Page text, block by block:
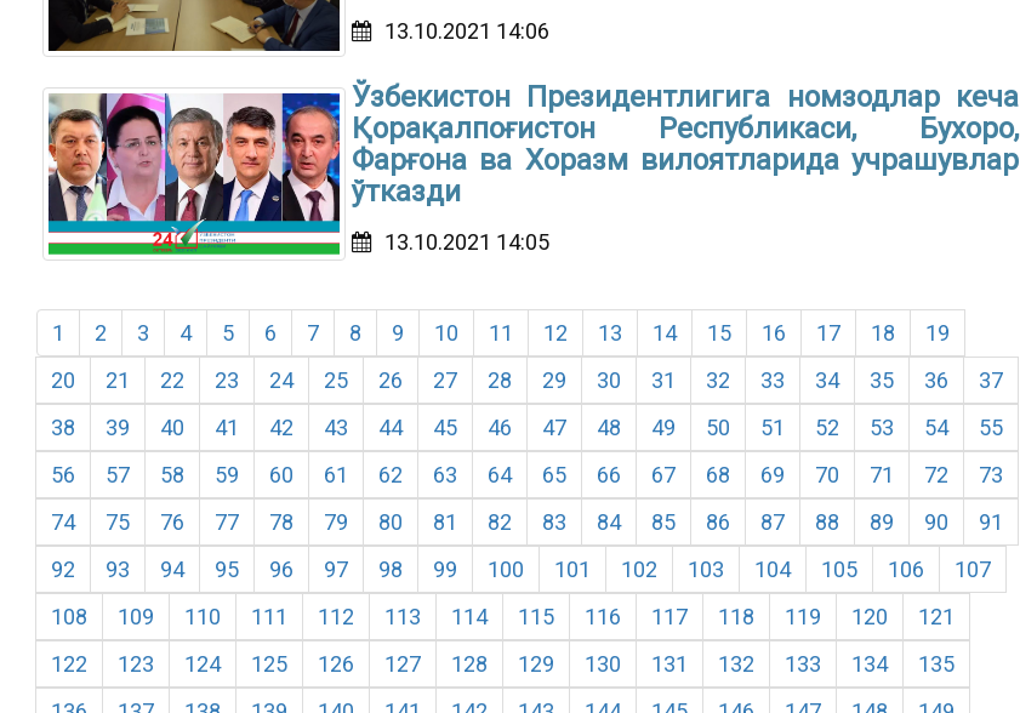
13.10.2021 14:06
Ўзбекистон Президентлигига номзодлар кеча
Қорақалпоғистон Республикаси, Бухоро,
Фарғона ва Хоразм вилоятларида учрашувлар
ўтказди
13.10.2021 14:05
1 2 3 4 5 6 7 8 9 10 11 12 13 14 15 16 17 18
19
20
21 22 23 24 25 26 27 28 29 30 31 32 33 34 35 36
37
38
39 40 41 42 43 44 45 46 47 48 49 50 51 52 53 54
55
56
57 58 59 60 61 62 63 64 65 66 67 68 69 70 71 72
73
74
75 76 77 78 79 80 81 82 83 84 85 86 87 88 89 90
91
92
93 94 95 96 97 98 99 100 101 102 103 104 105 106
107
108
109 110 111 112 113 114 115 116 117 118 119 120
121
122
123 124 125 126 127 128 129 130 131 132 133 134
135